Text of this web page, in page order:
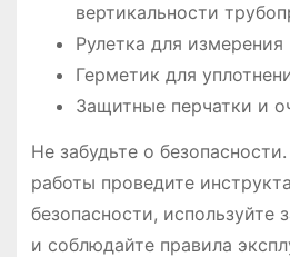
вертикальности
Рулетка для
Герметик для
Защитные перчатки и
Не забудьте о
работы проведите
безопасности, используйте
и соблюдайте правила